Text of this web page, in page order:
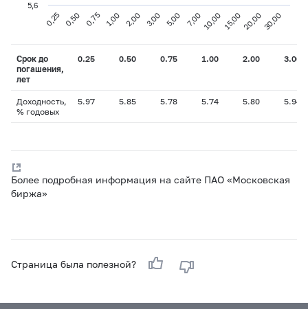
0,25 0,50 0,75 1,00 2,00 3,00 5,00 7,00 10,00 15,0020,0030,00
5,6
Срок до
погашения,
лет
0.25 0.50 0.75 1.00 2.00 3.00
Доходность,
% годовых
5.97 5.85 5.78 5.74 5.80 5.94
Более подробная информация на сайте ПАО «Московская
биржа»
Страница была полезной?